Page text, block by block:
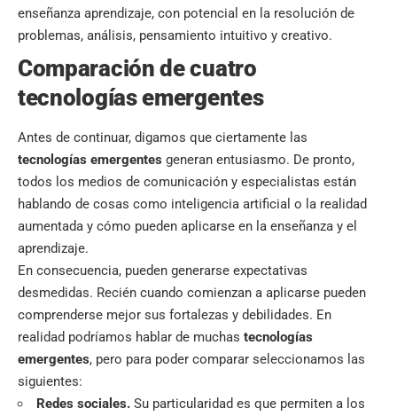
enseñanza aprendizaje, con potencial en la resolución de
problemas, análisis, pensamiento intuitivo y creativo.
Comparación de cuatro
tecnologías emergentes
Antes de continuar, digamos que ciertamente las
tecnologías emergentes generan entusiasmo. De pronto,
todos los medios de comunicación y especialistas están
hablando de cosas como inteligencia artificial o la realidad
aumentada y cómo pueden aplicarse en la enseñanza y el
aprendizaje.
En consecuencia, pueden generarse expectativas
desmedidas. Recién cuando comienzan a aplicarse pueden
comprenderse mejor sus fortalezas y debilidades. En
realidad podríamos hablar de muchas tecnologías
emergentes, pero para poder comparar seleccionamos las
siguientes:
Redes sociales. Su particularidad es que permiten a los